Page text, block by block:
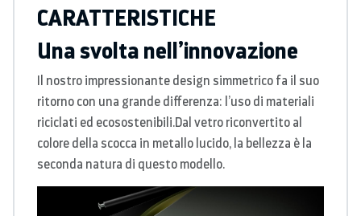
CARATTERISTICHE
Una svolta nell’innovazione
Il nostro impressionante design simmetrico fa il suo
ritorno con una grande differenza: l’uso di materiali
riciclati ed ecosostenibili.Dal vetro riconvertito al
colore della scocca in metallo lucido, la bellezza è la
seconda natura di questo modello.